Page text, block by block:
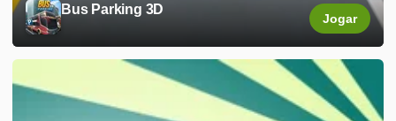
Bus Parking 3D
Jogar